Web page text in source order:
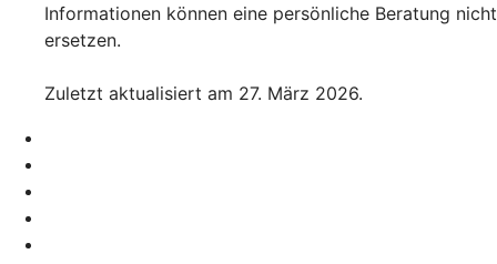
Informationen können eine persönliche Beratung nicht
ersetzen.
Zuletzt aktualisiert am 27. März 2026.